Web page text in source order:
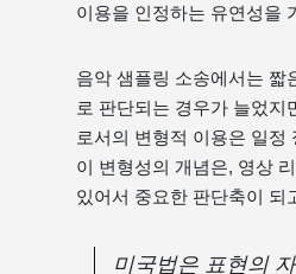
이용을 인정하는 유연성을
음악 샘플링 소송에서는 짧
로 판단되는 경우가 늘었지
로서의 변형적 이용은 일정
이 변형성의 개념은, 영상
있어서 중요한 판단축이 되
미국법은 표현의